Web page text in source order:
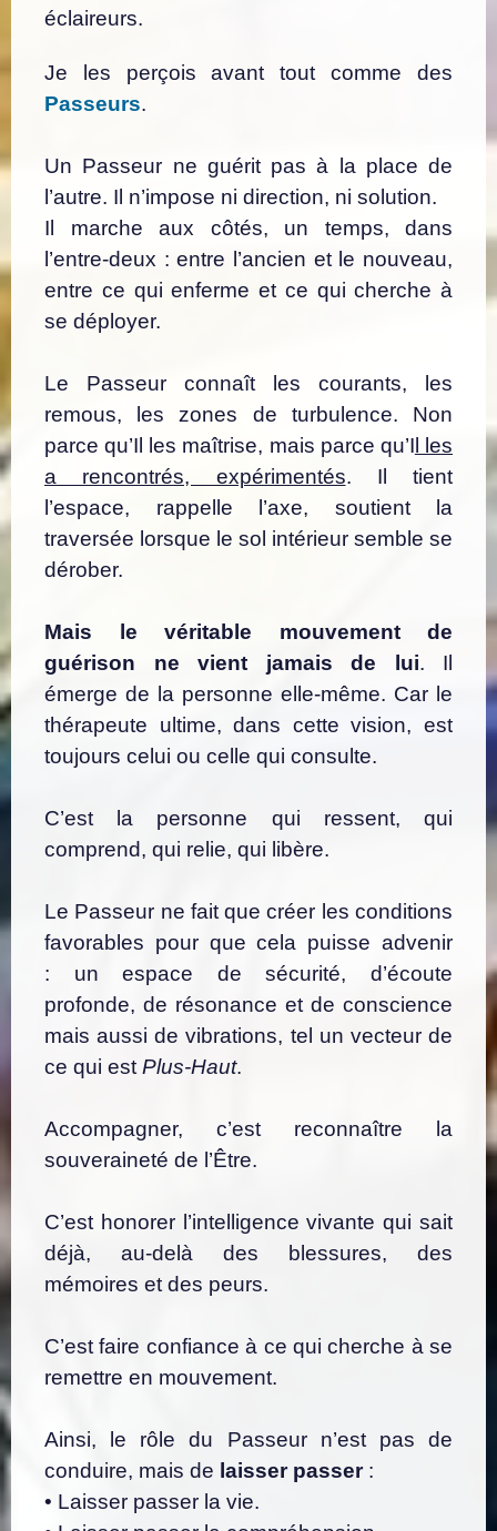
éclaireurs.
Je les perçois avant tout comme des
Passeurs.
Un Passeur ne guérit pas à la place de
l’autre. Il n’impose ni direction, ni solution.
Il marche aux côtés, un temps, dans
l’entre-deux : entre l’ancien et le nouveau,
entre ce qui enferme et ce qui cherche à
se déployer.
Le Passeur connaît les courants, les
remous, les zones de turbulence. Non
parce qu’Il les maîtrise, mais parce qu’I l les
a rencontrés, expérimentés. Il tient
l’espace, rappelle l’axe, soutient la
traversée lorsque le sol intérieur semble se
dérober.
Mais le véritable mouvement de
guérison ne vient jamais de lui. Il
émerge de la personne elle-même. Car le
thérapeute ultime, dans cette vision, est
toujours celui ou celle qui consulte.
C’est la personne qui ressent, qui
comprend, qui relie, qui libère.
Le Passeur ne fait que créer les conditions
favorables pour que cela puisse advenir
: un espace de sécurité, d’écoute
profonde, de résonance et de conscience
mais aussi de vibrations, tel un vecteur de
ce qui estPlus-Haut.
Accompagner, c’est reconnaître la
souveraineté de l’Être.
C’est honorer l’intelligence vivante qui sait
déjà, au-delà des blessures, des
mémoires et des peurs.
C’est faire confiance à ce qui cherche à se
remettre en mouvement.
Ainsi, le rôle du Passeur n’est pas de
conduire, mais de laisser passer:
• Laisser passer la vie.